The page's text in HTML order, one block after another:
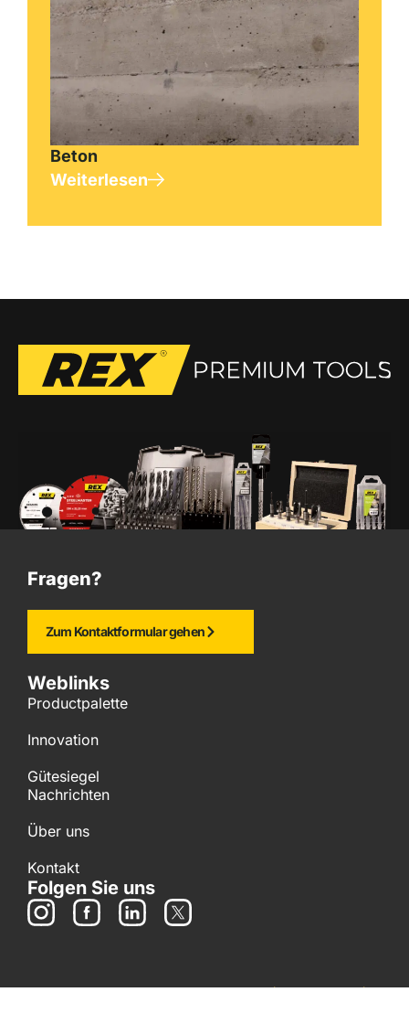
Beton
Weiterlesen
Fragen?
Zum Kontaktformular gehen
Weblinks
Productpalette
Innovation
Gütesiegel
Nachrichten
Über uns
Kontakt
Folgen Sie uns